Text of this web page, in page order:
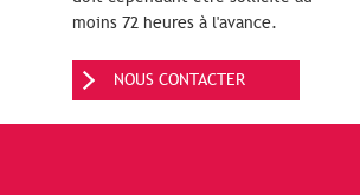
moins 72 heures à l'avance.
NOUS CONTACTER